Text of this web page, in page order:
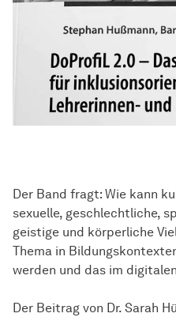
Der Band fragt: Wie kann
sexuelle, geschlechtliche,
geistige und körperliche
Thema in
werden und das im
Der Beitrag von Dr. Sarah